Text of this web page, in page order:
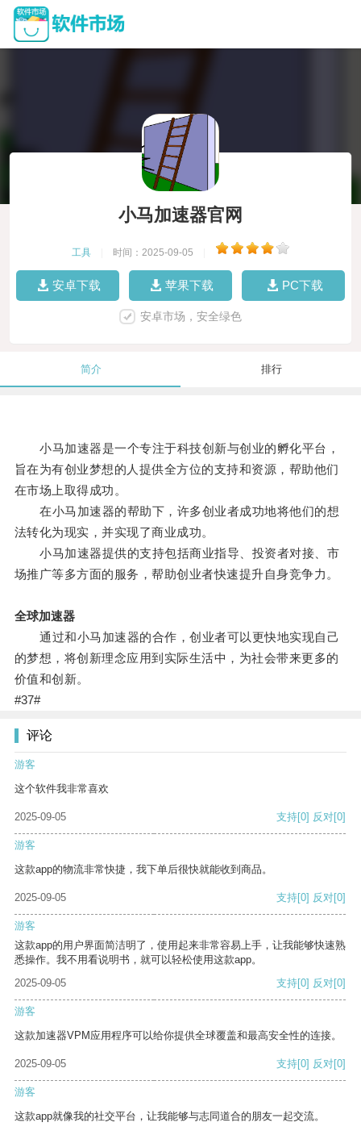
小马加速器官网
工具 时间：2025-09-05
安卓下载 苹果下载 PC下载
安卓市场，安全绿色
简介 排行
小马加速器是一个专注于科技创新与创业的孵化平台，
旨在为有创业梦想的人提供全方位的支持和资源，帮助他们
在市场上取得成功。
在小马加速器的帮助下，许多创业者成功地将他们的想
法转化为现实，并实现了商业成功。
小马加速器提供的支持包括商业指导、投资者对接、市
场推广等多方面的服务，帮助创业者快速提升自身竞争力。
全球加速器
通过和小马加速器的合作，创业者可以更快地实现自己
的梦想，将创新理念应用到实际生活中，为社会带来更多的
价值和创新。
#37#
评论
游客
这个软件我非常喜欢
2025-09-05 支持[0] 反对[0]
游客
这款app的物流非常快捷，我下单后很快就能收到商品。
2025-09-05 支持[0] 反对[0]
游客
这款app的用户界面简洁明了，使用起来非常容易上手，让我能够快速熟
悉操作。我不用看说明书，就可以轻松使用这款app。
2025-09-05
支持[0] 反对[0]
游客
这款加速器VPM应用程序可以给你提供全球覆盖和最高安全性的连接。
2025-09-05 支持[0] 反对[0]
游客
这款app就像我的社交平台，让我能够与志同道合的朋友一起交流。